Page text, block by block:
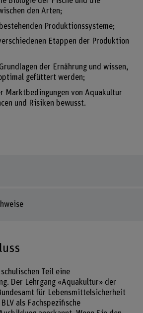
den Arten;
Produktionssysteme;
Etappen der Produktion
der Ernährung und wissen,
gefüttert werden;
Marktbedingungen von Aquakultur
und Risiken bewusst.
Teil eine
Der Lehrgang «Aquakultur» der
für Lebensmittelsicherheit
als Fachspezifische